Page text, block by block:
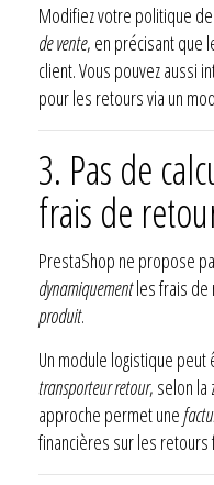
Modifiez votre politique
de vente, en précisant que
client. Vous pouvez aussi
pour les retours via un
3. Pas de
frais de
PrestaShop ne propose
dynamiquementles frais de
produit.
Un module logistique
transporteur retour, selon la
approche permet une
financières sur les retours